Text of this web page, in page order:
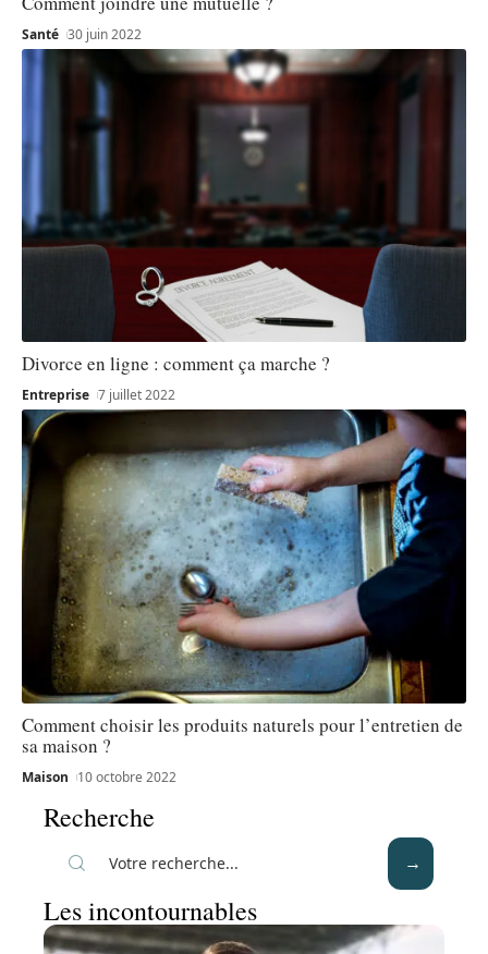
Santé 30 juin 2022
Divorce en ligne : comment ça marche ?
Entreprise 7 juillet 2022
Comment choisir les produits naturels pour l’entretien de
sa maison ?
Maison 10 octobre 2022
Recherche
Les incontournables